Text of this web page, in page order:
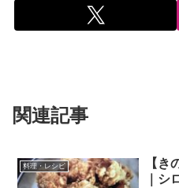
関連記事
料理・レシピ
【き
｜シ